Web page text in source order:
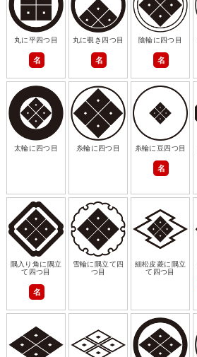
丸に平四つ目
名
丸に覗き四つ目
名
陰輪に四つ目
名
太輪に四つ目 糸輪に四つ目 糸輪に豆四つ目
名
隅入り角に隅立
て四つ目
名
雪輪に隅立て四
つ目
細松皮菱に隅立
て四つ目